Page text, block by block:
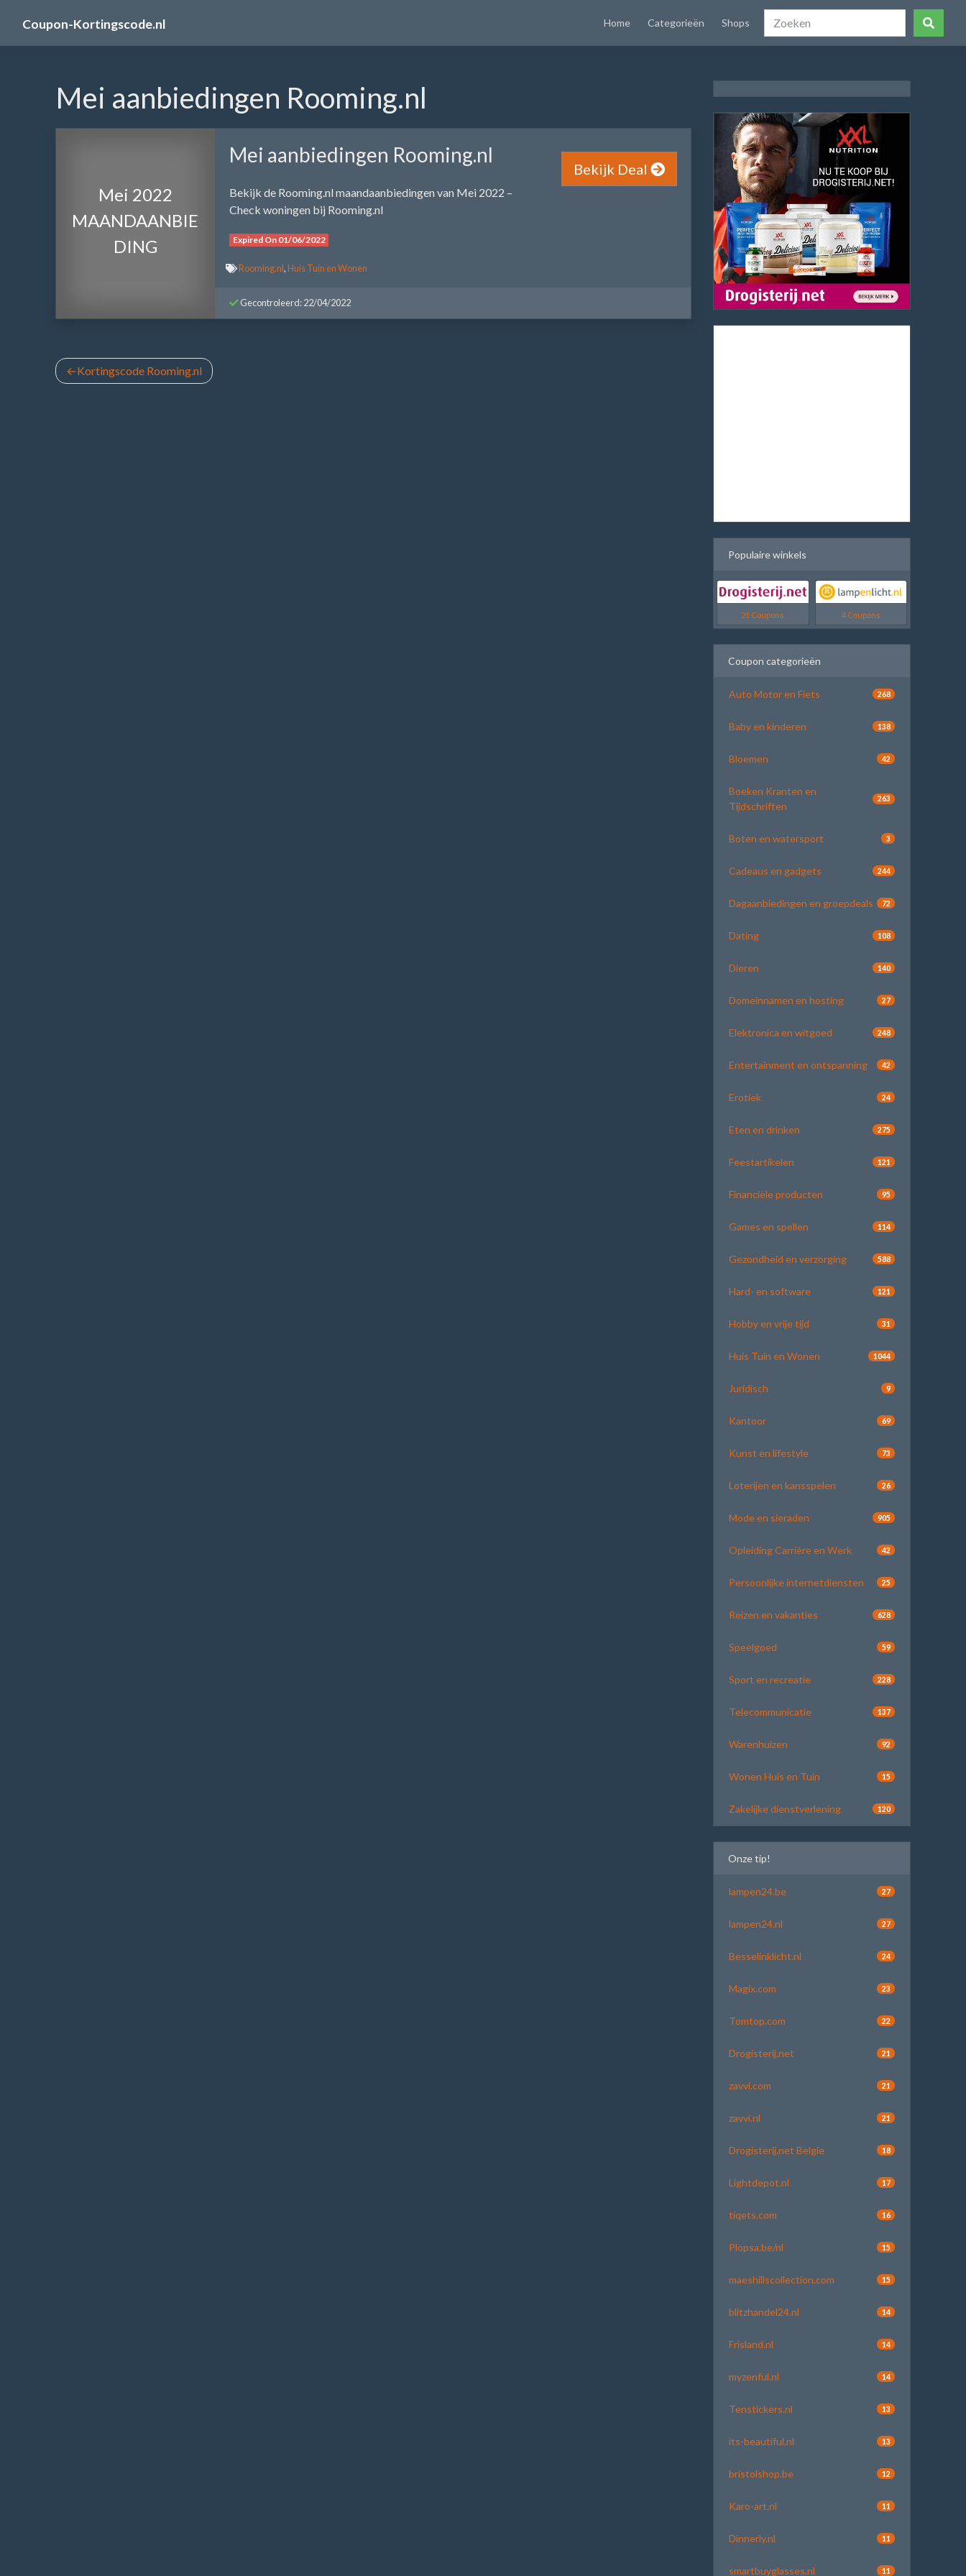
Coupon-Kortingscode.nl Home Categorieën Shops
Mei aanbiedingen Rooming.nl
Mei 2022
MAANDAANBIE
DING
Mei aanbiedingen Rooming.nl
Bekijk de Rooming.nl maandaanbiedingen van Mei 2022 –
Check woningen bij Rooming.nl
Expired On 01/06/2022
Bekijk Deal
Rooming.nl,Huis Tuin en Wonen
Gecontroleerd: 22/04/2022
Bericht
Kortingscode Rooming.nl
Populaire winkels
21 Coupons 4 Coupons
Coupon categorieën
Auto Motor en Fiets 268
Baby en kinderen 138
Bloemen 42
Boeken Kranten en
Tijdschriften
263
Boten en watersport 3
Cadeaus en gadgets 244
Dagaanbiedingen en groepdeals 72
Dating 108
Dieren 140
Domeinnamen en hosting 27
Elektronica en witgoed 248
Entertainment en ontspanning 42
Erotiek 24
Eten en drinken 275
Feestartikelen 121
Financiële producten 95
Games en spellen 114
Gezondheid en verzorging 588
Hard- en software 121
Hobby en vrije tijd 31
Huis Tuin en Wonen 1044
Juridisch 9
Kantoor 69
Kunst en lifestyle 73
Loterijen en kansspelen 26
Mode en sieraden 905
Opleiding Carrière en Werk 42
Persoonlijke internetdiensten 25
Reizen en vakanties 628
Speelgoed 59
Sport en recreatie 228
Telecommunicatie 137
Warenhuizen 92
Wonen Huis en Tuin 15
Zakelijke dienstverlening 120
Onze tip!
lampen24.be 27
lampen24.nl 27
Besselinklicht.nl 24
Magix.com 23
Tomtop.com 22
Drogisterij.net 21
zavvi.com 21
zavvi.nl 21
Drogisterij.net Belgie 18
Lightdepot.nl 17
tiqets.com 16
Plopsa.be/nl 15
maeshillscollection.com 15
blitzhandel24.nl 14
Frisland.nl 14
myzenful.nl 14
Tenstickers.nl 13
its-beautiful.nl 13
bristolshop.be 12
Karo-art.nl 11
Dinnerly.nl 11
smartbuyglasses.nl 11